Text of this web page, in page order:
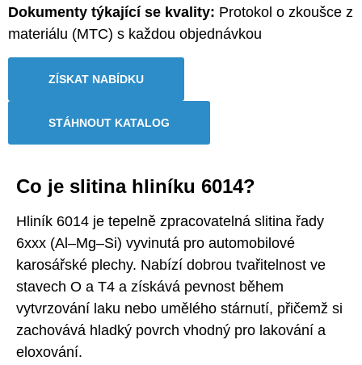
Dokumenty týkající se kvality: Protokol o zkoušce z
materiálu (MTC) s každou objednávkou
ZÍSKAT NABÍDKU
STÁHNOUT KATALOG
Co je slitina hliníku 6014?
Hliník 6014 je tepelně zpracovatelná slitina řady
6xxx (Al–Mg–Si) vyvinutá pro automobilové
karosářské plechy. Nabízí dobrou tvařitelnost ve
stavech O a T4 a získává pevnost během
vytvrzování laku nebo umělého stárnutí, přičemž si
zachovává hladký povrch vhodný pro lakování a
eloxování.